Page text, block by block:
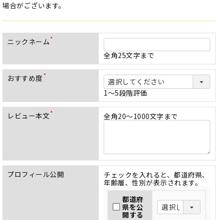
場合がございます。
ニックネーム
須
)
全角25文字まで
おすすめ度
)
1～5段階評価
レビュー本文 全角20～1000文字まで
プロフィール公開
チェックを入れると、都道府県、
年齢層、性別が表示されます。
都道府
県を公
開する